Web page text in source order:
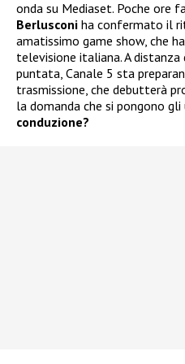
onda su Mediaset. Poche ore
Berlusconi ha confermato il
amatissimo game show, che
televisione italiana. A distanza
puntata, Canale 5 sta
trasmissione, che debutterà
la domanda che si pongono
conduzione?